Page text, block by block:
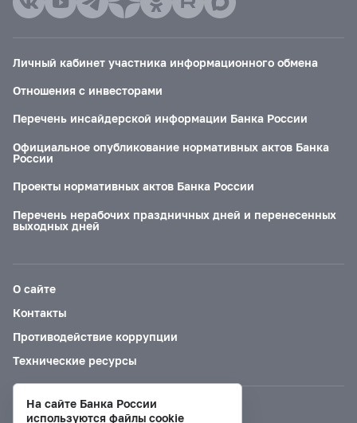
Личный кабинет участника информационного обмена
Отношения с инвесторами
Перечень инсайдерской информации Банка России
Официальное опубликование нормативных актов Банка
России
Проекты нормативных актов Банка России
Перечень нерабочих праздничных дней и перенесенных
выходных дней
О сайте
Контакты
Противодействие коррупции
Технические ресурсы
Версия для слабовидящих
На сайте Банка России
используются файлы cookie